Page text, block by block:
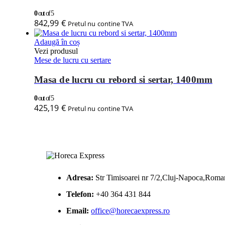
0out of 5
842,99 € Pretul nu contine TVA
Adaugă în coș
Vezi produsul
Mese de lucru cu sertare
Masa de lucru cu rebord si sertar, 1400mm
0out of 5
425,19 € Pretul nu contine TVA
Adresa: Str Timisoarei nr 7/2,Cluj-
Telefon: +40 364 431 844
Email: office@horecaexpress.ro